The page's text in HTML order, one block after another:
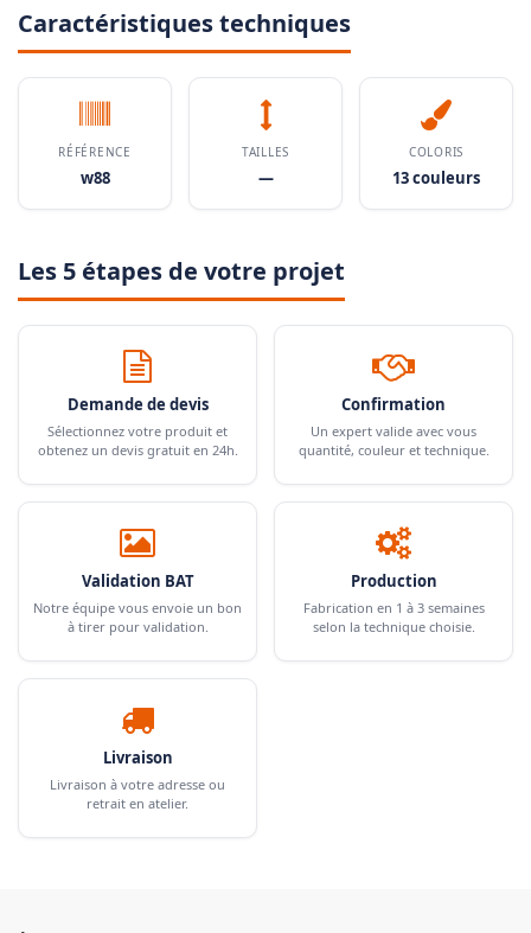
Caractéristiques techniques
RÉFÉRENCE
w88
TAILLES
—
COLORIS
13 couleurs
Les 5 étapes de votre projet
Demande de devis
Sélectionnez votre produit et
obtenez un devis gratuit en 24h.
Confirmation
Un expert valide avec vous
quantité, couleur et technique.
Validation BAT
Notre équipe vous envoie un bon
à tirer pour validation.
Production
Fabrication en 1 à 3 semaines
selon la technique choisie.
Livraison
Livraison à votre adresse ou
retrait en atelier.